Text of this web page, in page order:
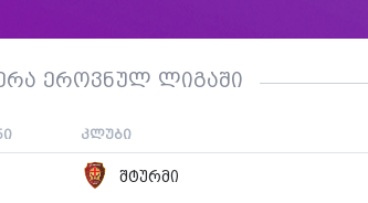
ეროვნულ ლიგაში
კლუბი
შტურმი